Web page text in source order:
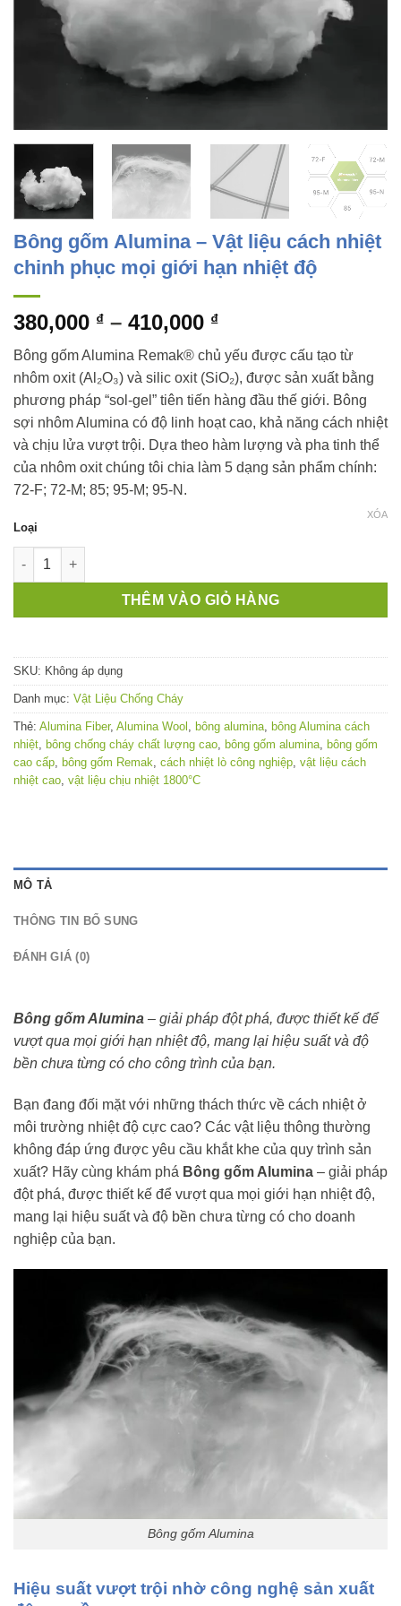
Bông gốm Alumina – Vật liệu cách nhiệt
chinh phục mọi giới hạn nhiệt độ
380,000 ₫ – 410,000 ₫Khoảng
giá:
từ
380,000 ₫
đến
410,000 ₫
Bông gốm Alumina Remak® chủ yếu được cấu tạo từ
nhôm oxit (Al₂O₃) và silic oxit (SiO₂), được sản xuất bằng
phương pháp “sol-gel” tiên tiến hàng đầu thế giới. Bông
sợi nhôm Alumina có độ linh hoạt cao, khả năng cách nhiệt
và chịu lửa vượt trội. Dựa theo hàm lượng và pha tinh thể
của nhôm oxit chúng tôi chia làm 5 dạng sản phẩm chính:
72-F; 72-M; 85; 95-M; 95-N.
Loại
XÓA
Bông gốm Alumina - Vật liệu cách nhiệt chinh phục mọi giới
THÊM VÀO GIỎ HÀNG
SKU: Không áp dụng
Danh mục: Vật Liệu Chống Cháy
Thẻ: Alumina Fiber, Alumina Wool bông alumina bông Alumina cách
nhiệt bông chống cháy chất lượng cao bông gốm alumina bông gốm
cao cấp bông gốm Remak cách nhiệt lò công nghiệp vật liệu cách
nhiệt cao vật liệu chịu nhiệt 1800°C
MÔ TẢ
THÔNG TIN BỔ SUNG
ĐÁNH GIÁ (0)
Bông gốm Alumina – giải pháp đột phá, được thiết kế để
vượt qua mọi giới hạn nhiệt độ, mang lại hiệu suất và độ
bền chưa từng có cho công trình của bạn.
Bạn đang đối mặt với những thách thức về cách nhiệt ở
môi trường nhiệt độ cực cao? Các vật liệu thông thường
không đáp ứng được yêu cầu khắt khe của quy trình sản
xuất? Hãy cùng khám phá Bông gốm Alumina – giải pháp
đột phá, được thiết kế để vượt qua mọi giới hạn nhiệt độ,
mang lại hiệu suất và độ bền chưa từng có cho doanh
nghiệp của bạn.
Bông gốm Alumina
Hiệu suất vượt trội nhờ công nghệ sản xuất